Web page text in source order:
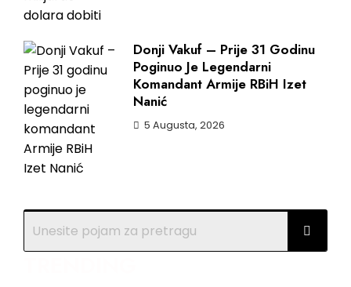
Donji Vakuf – Prije 31 Godinu
Poginuo Je Legendarni
Komandant Armije RBiH Izet
Nanić
5 Augusta, 2026